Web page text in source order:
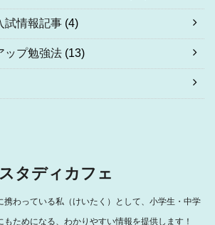
試情報記事 (4)
ップ勉強法 (13)
スタディカフェ
携わっている私（けいたく）として、小学生・中学
ためになる、わかりやすい情報を提供します！